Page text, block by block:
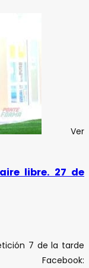
Ver
libre. 27 de
7 de la tarde